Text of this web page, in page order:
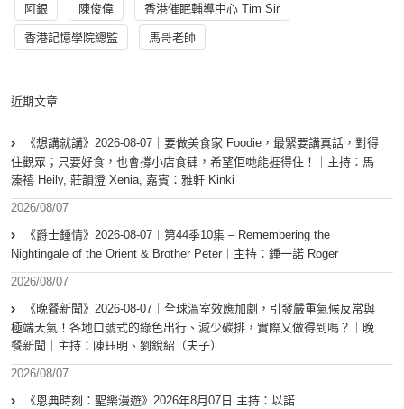
阿銀 陳俊偉 香港催眠輔導中心 Tim Sir
香港記憶學院總監 馬哥老師
近期文章
《想講就講》2026-08-07｜要做美食家 Foodie，最緊要講真話，對得
住觀眾；只要好食，也會撐小店食肆，希望佢哋能捱得住！｜主持：馬
溱禧 Heily, 莊韻澄 Xenia, 嘉賓：雅軒 Kinki
2026/08/07
《爵士鍾情》2026-08-07︱第44季10集 – Remembering the
Nightingale of the Orient & Brother Peter︱主持：鍾一諾 Roger
2026/08/07
《晚餐新聞》2026-08-07｜全球溫室效應加劇，引發嚴重氣候反常與
極端天氣！各地口號式的綠色出行、減少碳排，實際又做得到嗎？｜晚
餐新聞｜主持：陳珏明、劉銳紹（夫子）
2026/08/07
《恩典時刻：聖樂漫遊》2026年8月07日 主持：以諾